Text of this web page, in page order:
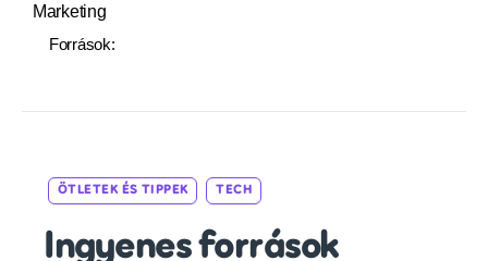
Marketing
Források:
Categories
ÖTLETEK ÉS TIPPEK TECH
Ingyenes források